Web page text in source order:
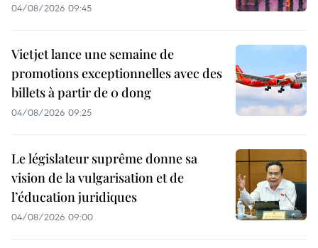
04/08/2026 09:45
Vietjet lance une semaine de
promotions exceptionnelles avec des
billets à partir de 0 dong
04/08/2026 09:25
Le législateur suprême donne sa
vision de la vulgarisation et de
l’éducation juridiques
04/08/2026 09:00